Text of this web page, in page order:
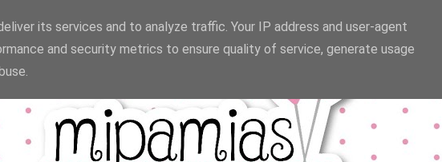
its services and to analyze traffic. Your IP address and user-agent
and security metrics to ensure quality of service, generate usage